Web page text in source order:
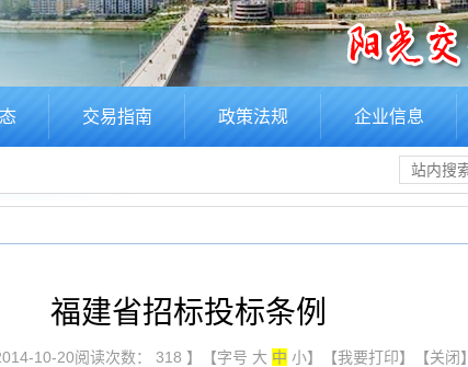
交易指南 政策法规 企业信息
福建省招标投标条例
10-20阅读次数： 318 】【字号 大 中 小】 【我要打印】 【关闭】